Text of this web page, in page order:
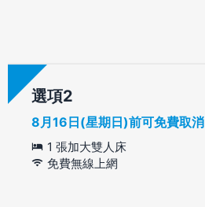
選項
8月16日(星期日)前可免費取消
1 張加大雙人床
免費無線上網